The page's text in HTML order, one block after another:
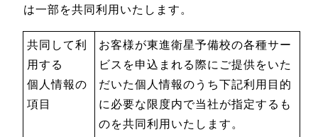
は一部を共同利用いたします。
共同して利
用する
個人情報の
項目
お客様が東進衛星予備校の各種サー
ビスを申込まれる際にご提供をいた
だいた個人情報のうち下記利用目的
に必要な限度内で当社が指定するも
のを共同利用いたします。